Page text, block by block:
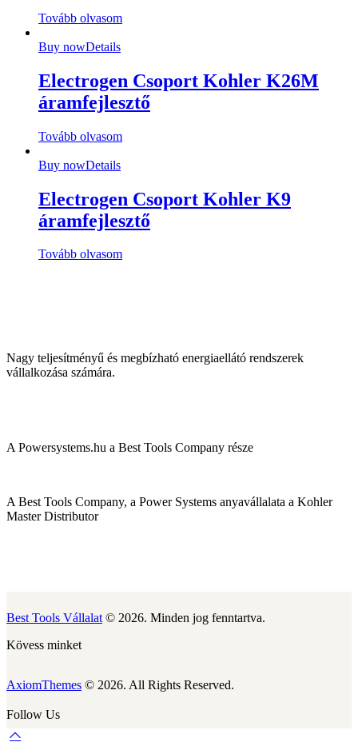
Tovább olvasom
Buy nowDetails
Electrogen Csoport Kohler K26M
áramfejlesztő
Tovább olvasom
Buy nowDetails
Electrogen Csoport Kohler K9
áramfejlesztő
Tovább olvasom
Nagy teljesítményű és megbízható energiaellátó rendszerek
vállalkozása számára.
A Powersystems.hu a Best Tools Company része
A Best Tools Company, a Power Systems anyavállalata a Kohler
Master Distributor
Best Tools Vállalat © 2026. Minden jog fenntartva.
Kövess minket
AxiomThemes © 2026. All Rights Reserved.
Follow Us